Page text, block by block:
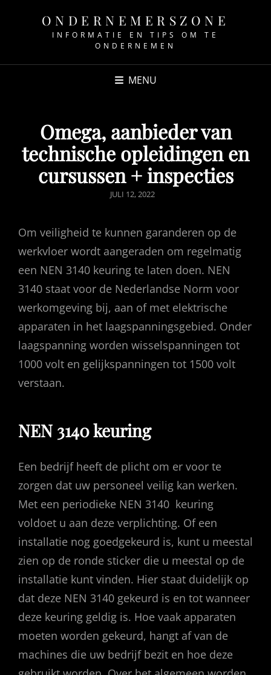
ONDERNEMERSZONE
INFORMATIE EN TIPS OM TE
ONDERNEMEN
MENU
Omega, aanbieder van
technische opleidingen en
cursussen + inspecties
GEPUBLICEERD
JULI 12, 2022
Om veiligheid te kunnen garanderen op de
werkvloer wordt aangeraden om regelmatig
een NEN 3140 keuring te laten doen. NEN
3140 staat voor de Nederlandse Norm voor
werkomgeving bij, aan of met elektrische
apparaten in het laagspanningsgebied. Onder
laagspanning worden wisselspanningen tot
1000 volt en gelijkspanningen tot 1500 volt
verstaan.
NEN 3140 keuring
Een bedrijf heeft de plicht om er voor te
zorgen dat uw personeel veilig kan werken.
Met een periodieke NEN 3140 keuring
voldoet u aan deze verplichting. Of een
installatie nog goedgekeurd is, kunt u meestal
zien op de ronde sticker die u meestal op de
installatie kunt vinden. Hier staat duidelijk op
dat deze NEN 3140 gekeurd is en tot wanneer
deze keuring geldig is. Hoe vaak apparaten
moeten worden gekeurd, hangt af van de
machines die uw bedrijf bezit en hoe deze